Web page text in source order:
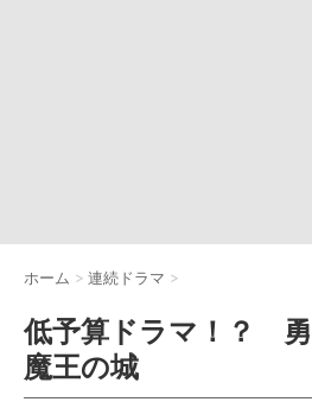
ホーム > 連続ドラマ >
低予算ドラマ！？
魔王の城